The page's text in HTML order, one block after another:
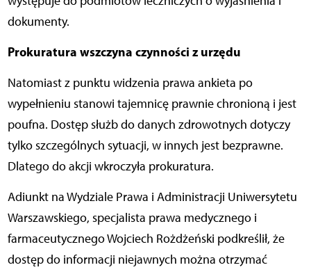
dokumenty.
Prokuratura wszczyna czynności z urzędu
Natomiast z punktu widzenia prawa ankieta po
wypełnieniu stanowi tajemnicę prawnie chronioną i jest
poufna. Dostęp służb do danych zdrowotnych dotyczy
tylko szczególnych sytuacji, w innych jest bezprawne.
Dlatego do akcji wkroczyła prokuratura.
Adiunkt na Wydziale Prawa i Administracji Uniwersytetu
Warszawskiego, specjalista prawa medycznego i
farmaceutycznego Wojciech Rożdżeński podkreślił, że
dostęp do informacji niejawnych można otrzymać